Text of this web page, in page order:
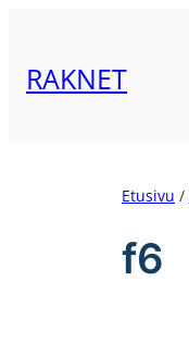
RAKNET
Etusivu /
f6